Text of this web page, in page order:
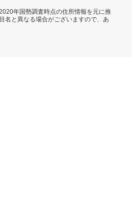
年国勢調査時点の住所情報を元に推
名と異なる場合がございますので、あ